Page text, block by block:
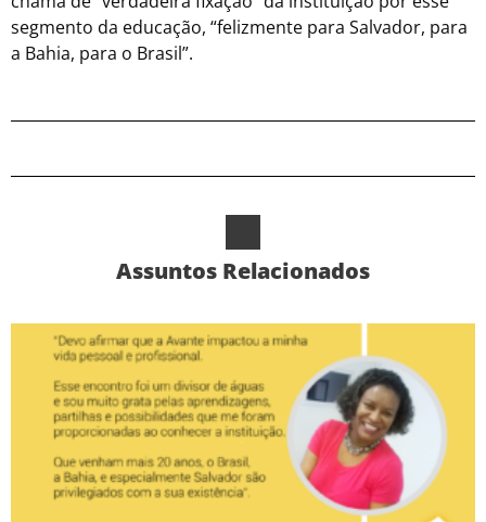
segmento da educação, “felizmente para Salvador, para
a Bahia, para o Brasil”.
Assuntos Relacionados